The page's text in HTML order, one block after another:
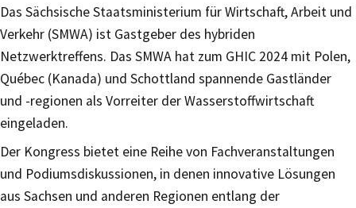
Das Sächsische Staatsministerium für Wirtschaft, Arbeit und
Verkehr (SMWA) ist Gastgeber des hybriden
Netzwerktreffens. Das SMWA hat zum GHIC 2024 mit Polen,
Québec (Kanada) und Schottland spannende Gastländer
und -regionen als Vorreiter der Wasserstoffwirtschaft
eingeladen.
Der Kongress bietet eine Reihe von Fachveranstaltungen
und Podiumsdiskussionen, in denen innovative Lösungen
aus Sachsen und anderen Regionen entlang der